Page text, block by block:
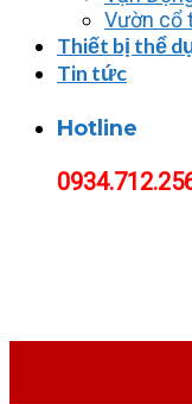
Vườn cổ
Thiết bị thể
Tin tức
Hotline